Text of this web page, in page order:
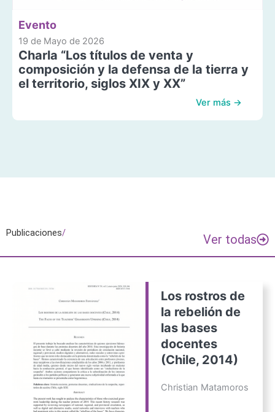
Evento
19 de Mayo de 2026
Charla “Los títulos de venta y
composición y la defensa de la tierra y
el territorio, siglos XIX y XX”
Ver más →
Publicaciones/ Ver todas
Los rostros de
la rebelión de
las bases
docentes
(Chile, 2014)
Christian Matamoros